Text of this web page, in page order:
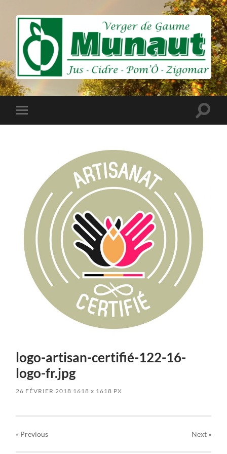
Munaut
-
Pressoir
Gaume
Toggle
mobile
Toggle
logo-artisan-certifié-122-16-
logo-fr.jpg
26 FÉVRIER 2018 1618x 1618 PX
« Previous Next»